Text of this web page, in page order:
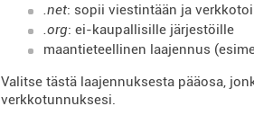
.net: sopii viestintään ja
.org: ei-kaupallisille järjestöille
maantieteellinen laajennus
Valitse tästä laajennuksesta pääosa,
verkkotunnuksesi.